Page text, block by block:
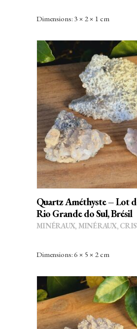
Dimensions: 3 × 2 × 1 cm
AJOUTER AU
Quartz Améthyste – Lot
Rio Grande do Sul, Brésil
MINÉRAUX, MINÉRAUX,
Dimensions: 6 × 5 × 2 cm